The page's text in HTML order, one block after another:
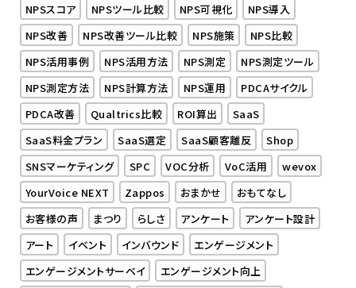
NPSスコア
NPSツール比較 NPS可視化
NPS導入
NPS改善
NPS改善ツール比較 NPS施策
NPS比較
NPS活用事例
NPS活用方法 NPS測定
NPS測定ツール
NPS測定方法
NPS計算方法 NPS運用
PDCAサイクル
PDCA改善
Qualtrics比較 ROI算出
SaaS
SaaS料金プラン
SaaS選定 SaaS顧客離反
Shop
SNSマーケティング
SPC VOC分析 VoC活用
wevox
YourVoice NEXT
Zappos おまかせ
おもてなし
お客様の声
まつり らしさ アンケート
アンケート設計
アート
イベント インバウンド
エンゲージメント
エンゲージメントサーベイ
エンゲージメント向上